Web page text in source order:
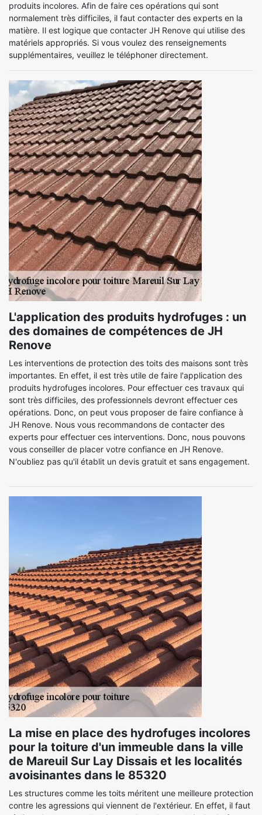
produits incolores. Afin de faire ces opérations qui sont
normalement très difficiles, il faut contacter des experts en la
matière. Il est logique que contacter JH Renove qui utilise des
matériels appropriés. Si vous voulez des renseignements
supplémentaires, veuillez le téléphoner directement.
L'application des produits hydrofuges : un
des domaines de compétences de JH
Renove
Les interventions de protection des toits des maisons sont très
importantes. En effet, il est très utile de faire l'application des
produits hydrofuges incolores. Pour effectuer ces travaux qui
sont très difficiles, des professionnels devront effectuer ces
opérations. Donc, on peut vous proposer de faire confiance à
JH Renove. Nous vous recommandons de contacter des
experts pour effectuer ces interventions. Donc, nous pouvons
vous conseiller de placer votre confiance en JH Renove.
N'oubliez pas qu'il établit un devis gratuit et sans engagement.
La mise en place des hydrofuges incolores
pour la toiture d'un immeuble dans la ville
de Mareuil Sur Lay Dissais et les localités
avoisinantes dans le 85320
Les structures comme les toits méritent une meilleure protection
contre les agressions qui viennent de l'extérieur. En effet, il faut